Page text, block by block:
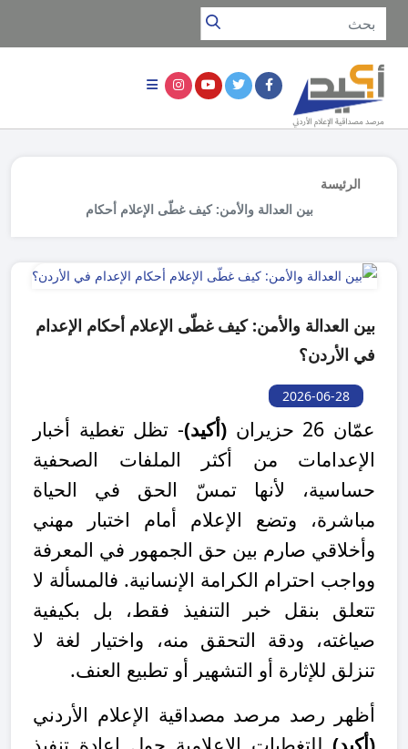
الرئيسة
بين العدالة والأمن: كيف غطّى الإعلام أحكام
بين العدالة والأمن: كيف غطّى الإعلام أحكام الإعدام
في الأردن؟
2026-06-28
عمّان 26 حزيران (أكيد)- تظل تغطية أخبار
الإعدامات من أكثر الملفات الصحفية
حساسية، لأنها تمسّ الحق في الحياة
مباشرة، وتضع الإعلام أمام اختبار مهني
وأخلاقي صارم بين حق الجمهور في المعرفة
وواجب احترام الكرامة الإنسانية. فالمسألة لا
تتعلق بنقل خبر التنفيذ فقط، بل بكيفية
صياغته، ودقة التحقق منه، واختيار لغة لا
تنزلق للإثارة أو التشهير أو تطبيع العنف.
أظهر رصد مرصد مصداقية الإعلام الأردني